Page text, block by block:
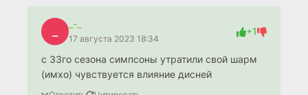
_-_
17 августа 2023 18:34
+1
c 33го сезона симпсоны утратили свой шарм
(имхо) чувствуется влияние дисней